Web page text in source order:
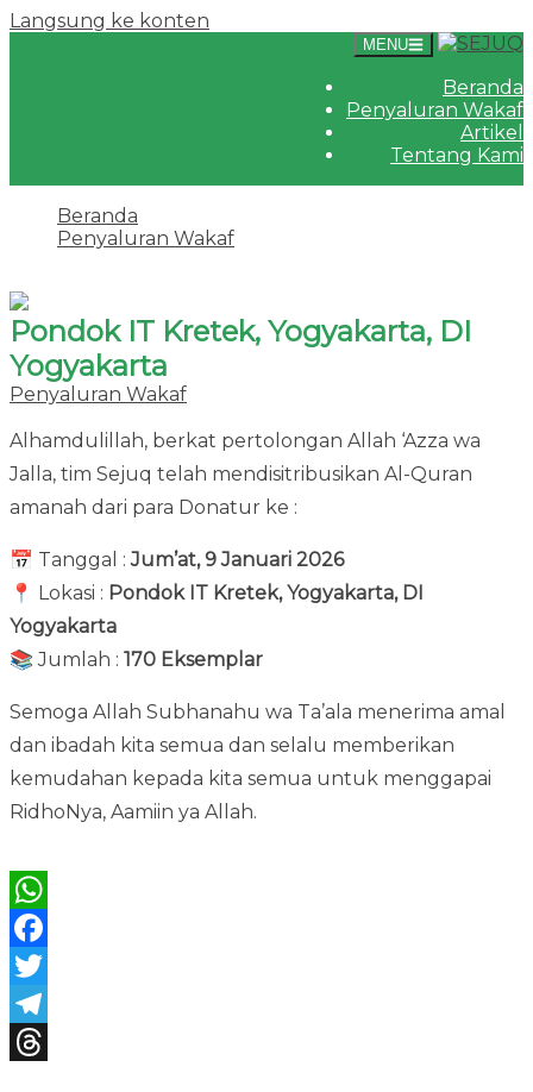
Langsung ke konten
MENU
Beranda
Penyaluran Wakaf
Artikel
Tentang Kami
Beranda
Penyaluran Wakaf
Pondok IT Kretek, Yogyakarta, DI
Yogyakarta
Penyaluran Wakaf
Alhamdulillah, berkat pertolongan Allah ‘Azza wa
Jalla, tim Sejuq telah mendisitribusikan Al-Quran
amanah dari para Donatur ke :
📅 Tanggal : Jum’at, 9 Januari 2026
📍 Lokasi : Pondok IT Kretek, Yogyakarta, DI
Yogyakarta
📚 Jumlah : 170 Eksemplar
Semoga Allah Subhanahu wa Ta’ala menerima amal
dan ibadah kita semua dan selalu memberikan
kemudahan kepada kita semua untuk menggapai
RidhoNya, Aamiin ya Allah.
WhatsApp
Facebook
Twitter
Telegram